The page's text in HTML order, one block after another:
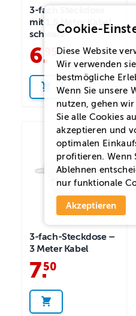
3-fach Steckdose
mit 1,5 Meter Kabel
schwarz
6. 95
3-fach-Steckdose –
3 Meter Kabel
7.
50
Cookie-
Diese Website
Wir verwenden
bestmögliche
Wenn Sie unsere
nutzen, gehen wir
Sie alle Cookies
akzeptieren und
optimalen
profitieren. Wenn
Ablehnen
nur funktionale
Akzeptieren